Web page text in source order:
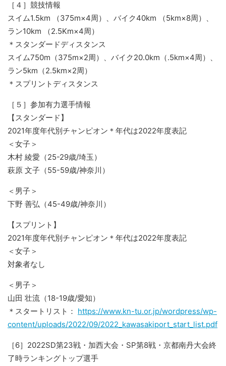
［４］競技情報
スイム1.5km （375m×4周）、バイク40km （5km×8周）、
ラン10km （2.5Km×4周）
＊スタンダードディスタンス
スイム750m（375m×2周）、バイク20.0km（.5km×4周）、
ラン5km（2.5km×2周）
＊スプリントディスタンス
［５］参加有力選手情報
【スタンダード】
2021年度年代別チャンピオン＊年代は2022年度表記
＜女子＞
木村 綾愛（25-29歳/埼玉）
萩原 文子（55-59歳/神奈川）
＜男子＞
下野 善弘（45-49歳/神奈川）
【スプリント】
2021年度年代別チャンピオン＊年代は2022年度表記
＜女子＞
対象者なし
＜男子＞
山田 壮流（18-19歳/愛知）
＊スタートリスト： https://www.kn-tu.or.jp/wordpress/wp-
content/uploads/2022/09/2022_kawasakiport_start_list.pdf
［6］2022SD第23戦・加西大会・SP第8戦・京都南丹大会終
了時ランキングトップ選手